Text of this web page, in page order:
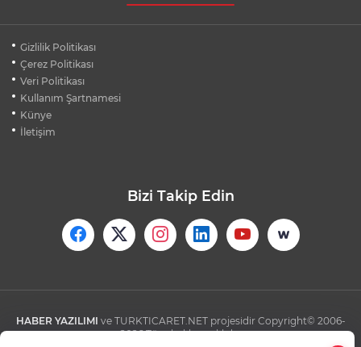
SİLİVRİ'DE YANGIN: MAHSUR KALANLAR
Gizlilik Politikası
Çerez Politikası
Veri Politikası
Kullanım Şartnamesi
Künye
İletişim
Bizi Takip Edin
HABER YAZILIMI ve TURKTICARET.NET projesidir Copyright© 2006-
2026 Tüm hakları saklıdır.